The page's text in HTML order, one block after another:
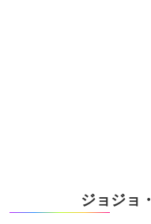
ジョジョ